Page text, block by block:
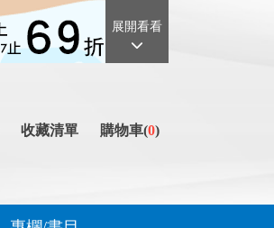
展開看看
收藏清單 購物車(0)